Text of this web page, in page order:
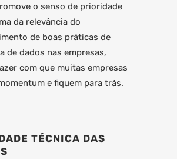
o senso de prioridade
da relevância do
de boas práticas de
de dados nas empresas,
com que muitas empresas
e fiquem para trás.
TÉCNICA DAS